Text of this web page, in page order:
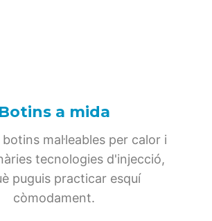
Botins a mida
mal·leables per calor i
tecnologies d'injecció,
puguis practicar esquí
còmodament.